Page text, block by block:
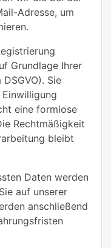
Adresse, um
Grundlage Ihrer
Sie
eine formlose
Rechtmäßigkeit
bleibt
Daten werden
auf unserer
anschließend